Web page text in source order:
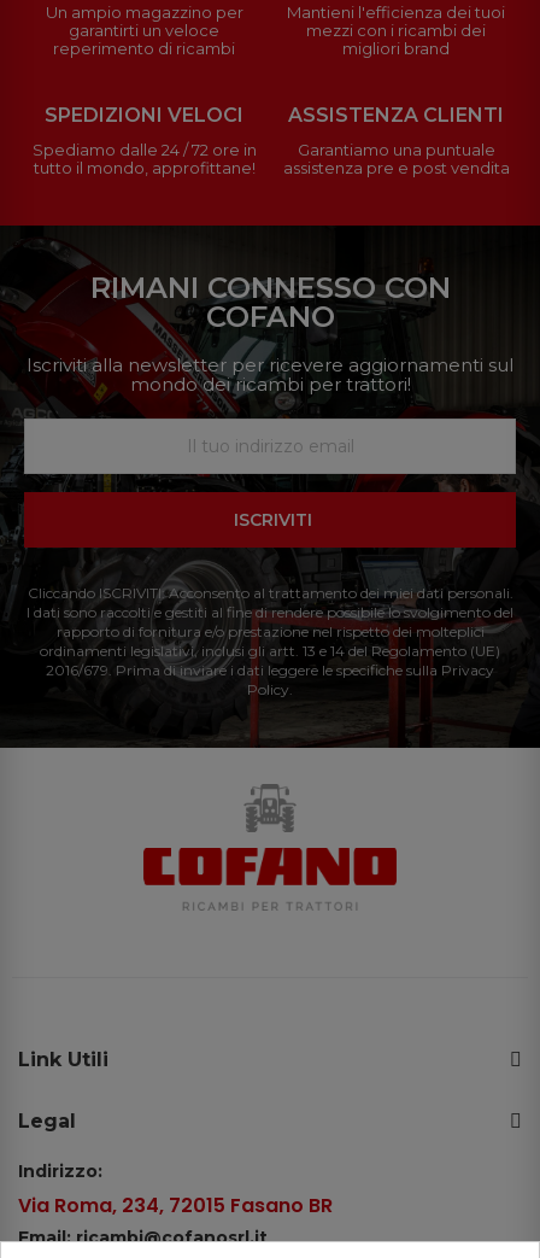
Un ampio magazzino per
garantirti un veloce
reperimento di ricambi
Mantieni l'efficienza dei tuoi
mezzi con i ricambi dei
migliori brand
SPEDIZIONI VELOCI
Spediamo dalle 24 / 72 ore in
tutto il mondo, approfittane!
ASSISTENZA CLIENTI
Garantiamo una puntuale
assistenza pre e post vendita
RIMANI CONNESSO CON
COFANO
Iscriviti alla newsletter per ricevere aggiornamenti sul
mondo dei ricambi per trattori!
ISCRIVITI
Cliccando ISCRIVITI: Acconsento al trattamento dei miei dati personali.
I dati sono raccolti e gestiti al fine di rendere possibile lo svolgimento del
rapporto di fornitura e/o prestazione nel rispetto dei molteplici
ordinamenti legislativi, inclusi gli artt. 13 e 14 del Regolamento (UE)
2016/679. Prima di inviare i dati leggere le specifiche sulla Privacy
Policy.
Link Utili
Legal
Indirizzo:
Via Roma, 234, 72015 Fasano BR
Email: ricambi@cofanosrl.it